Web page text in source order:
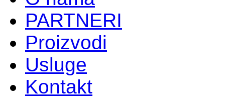
PARTNERI
Proizvodi
Usluge
Kontakt